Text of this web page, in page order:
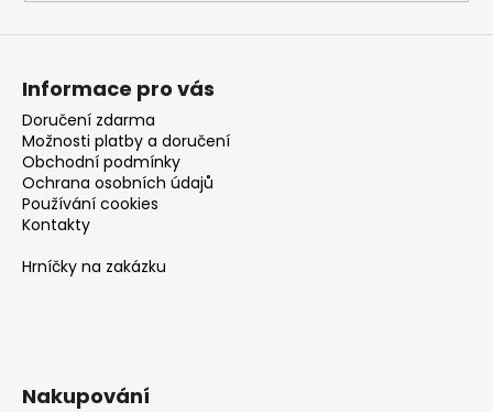
Informace pro vás
Doručení zdarma
Možnosti platby a doručení
Obchodní podmínky
Ochrana osobních údajů
Používání cookies
Kontakty
Hrníčky na zakázku
Nakupování